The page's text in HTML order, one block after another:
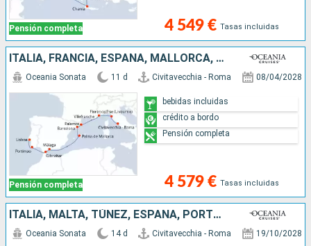
Pensión completa 4 549 € Tasas incluidas
ITALIA, FRANCIA, ESPAÑA, MALLORCA, GIBRALTAR, PORTUGAL
Pensión completa
Oceania Sonata 11 d Civitavecchia - Roma 08/04/2028
4 579 € Tasas incluidas
bebidas incluidas
crédito a bordo
Pensión completa
ITALIA, MALTA, TÚNEZ, ESPAÑA, PORTUGAL
Oceania Sonata 14 d Civitavecchia - Roma 19/10/2028